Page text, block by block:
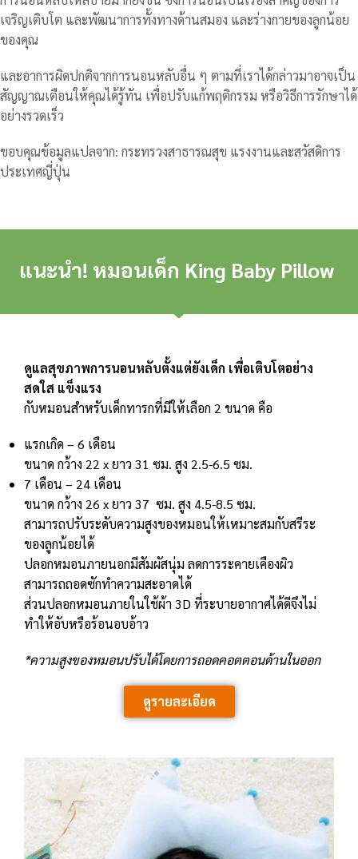
เจริญเติบโต และพัฒนาการทั้งทางด้านสมอง และร่างกายของลูกน้อย
ของคุณ
และอาการผิดปกติจากการนอนหลับอื่น ๆ ตามที่เราได้กล่าวมาอาจเป็น
สัญญาณเตือนให้คุณได้รู้ทัน เพื่อปรับแก้พฤติกรรม หรือวิธีการรักษาได้
อย่างรวดเร็ว
ขอบคุณข้อมูลแปลจาก: กระทรวงสาธารณสุข แรงงานและสวัสดิการ
ประเทศญี่ปุ่น
แนะนำ! หมอนเด็ก King Baby Pillow
ดูแลสุขภาพการนอนหลับตั้งแต่ยังเด็ก เพื่อเติบโตอย่าง
สดใส แข็งแรง
กับหมอนสำหรับเด็กทารกที่มีให้เลือก 2 ขนาด คือ
แรกเกิด – 6 เดือน
ขนาด กว้าง 22 x ยาว 31 ซม. สูง 2.5-6.5 ซม.
7 เดือน – 24 เดือน
ขนาด กว้าง 26 x ยาว 37 ซม. สูง 4.5-8.5 ซม.
สามารถปรับระดับความสูงของหมอนให้เหมาะสมกับสรีระ
ของลูกน้อยได้
ปลอกหมอนภายนอกมีสัมผัสนุ่ม ลดการระคายเคืองผิว
สามารถถอดซักทำความสะอาดได้
ส่วนปลอกหมอนภายในใช้ผ้า 3D ที่ระบายอากาศได้ดีจึงไม่
ทำให้อับหรือร้อนอบอ้าว
*ความสูงของหมอนปรับได้โดยการถอดคอตตอนด้านในออก
ดูรายละเอียด